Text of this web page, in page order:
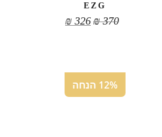
EZG
₪370
₪ 326
12% הנחה